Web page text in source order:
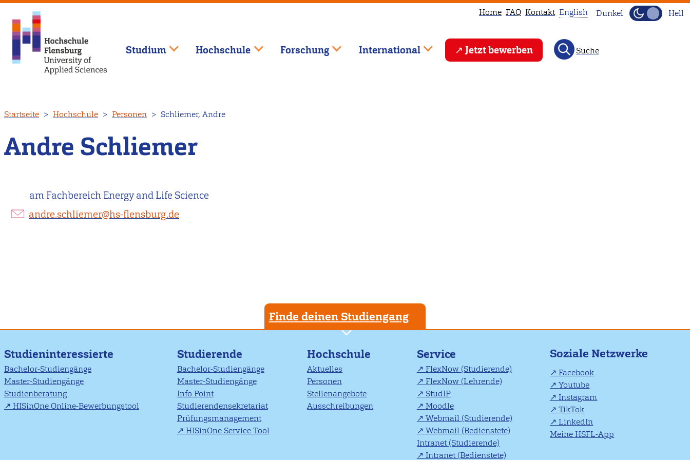
zum
Inhalt
Home FAQ Kontakt
This
page
English Dunkel Hell
Studium Hochschule Forschung International Jetzt bewerben Suche
Startseite Hochschule Personen Schliemer, Andre
Andre Schliemer
am Fachbereich Energy and Life Science
andre.schliemer@hs-flensburg.de
Finde deinen Studiengang
Studieninteressierte
Bachelor-Studiengänge
Master-Studiengänge
Studienberatung
HISinOne Online-Bewerbungstool
Studierende
Bachelor-Studiengänge
Master-Studiengänge
Info Point
Studierendensekretariat
Prüfungsmanagement
HISinOne Service Tool
Hochschule
Aktuelles
Personen
Stellenangebote
Ausschreibungen
Service
FlexNow (Studierende)
FlexNow (Lehrende)
StudIP
Moodle
Webmail (Studierende)
Webmail (Bedienstete)
Intranet (Studierende)
Intranet (Bedienstete)
Soziale Netzwerke
Facebook
Youtube
Instagram
TikTok
LinkedIn
Meine HSFL-App